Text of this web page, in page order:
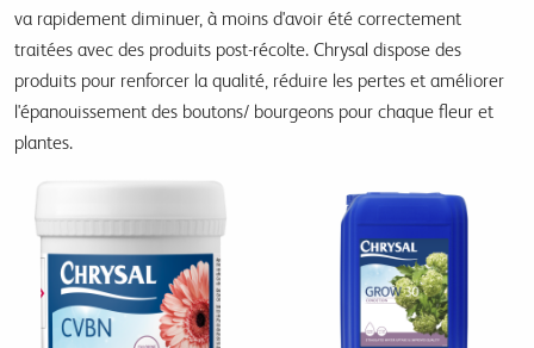
va rapidement diminuer, à moins d'avoir été correctement
traitées avec des produits post-récolte. Chrysal dispose des
produits pour renforcer la qualité, réduire les pertes et améliorer
l'épanouissement des boutons/ bourgeons pour chaque fleur et
plantes.